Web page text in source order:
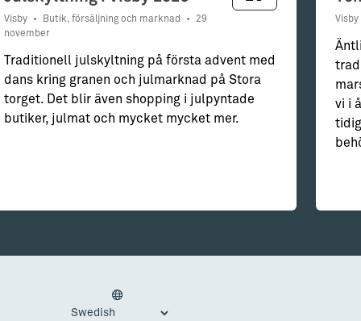
Visby • Butik, försäljning och marknad •
29
november
Traditionell julskyltning på första advent med
dans kring granen och julmarknad på Stora
torget. Det blir även shopping i julpyntade
butiker, julmat och mycket mycket mer.
Visby
vi i